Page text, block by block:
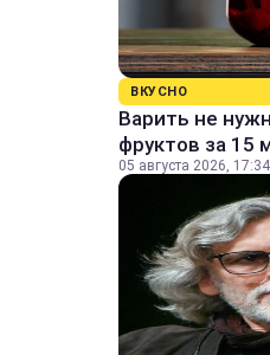
ВКУСНО
Варить не
фруктов за 15
05 августа 2026, 17:34